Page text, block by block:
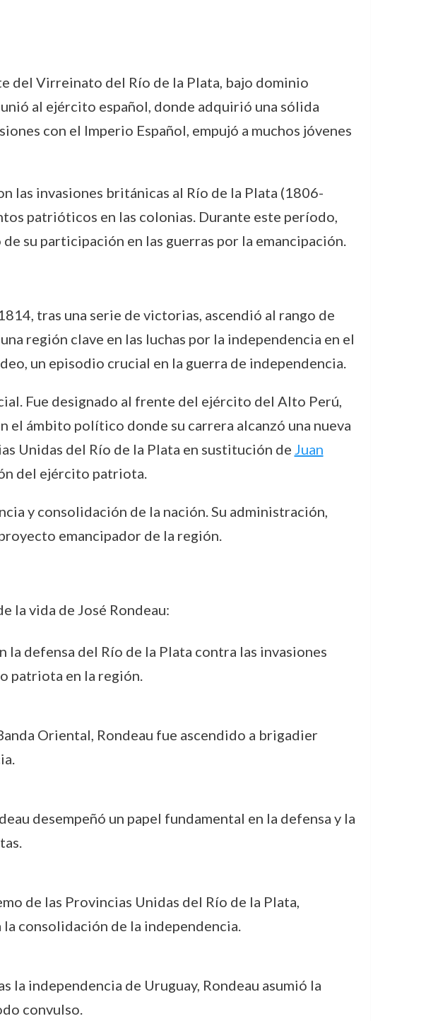
del Virreinato del Río de la Plata, bajo dominio
al ejército español, donde adquirió una sólida
con el Imperio Español, empujó a muchos jóvenes
las invasiones británicas al Río de la Plata (1806-
patrióticos en las colonias. Durante este período,
su participación en las guerras por la emancipación.
tras una serie de victorias, ascendió al rango de
región clave en las luchas por la independencia en el
un episodio crucial en la guerra de independencia.
Fue designado al frente del ejército del Alto Perú,
el ámbito político donde su carrera alcanzó una nueva
Unidas del Río de la Plata en sustitución de Juan
del ejército patriota.
y consolidación de la nación. Su administración,
emancipador de la región.
la vida de José Rondeau:
la defensa del Río de la Plata contra las invasiones
patriota en la región.
Oriental, Rondeau fue ascendido a brigadier
desempeñó un papel fundamental en la defensa y la
de las Provincias Unidas del Río de la Plata,
consolidación de la independencia.
la independencia de Uruguay, Rondeau asumió la
convulso.